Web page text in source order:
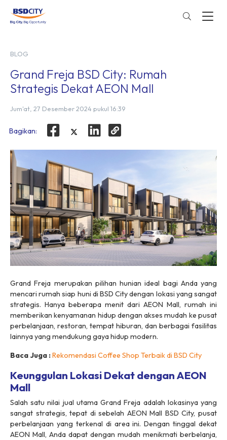
BLOG
Grand Freja BSD City: Rumah
Strategis Dekat AEON Mall
Jum'at, 27 Desember 2024 pukul 16:39
Bagikan:
Grand Freja merupakan pilihan hunian ideal bagi Anda yang
mencari rumah siap huni di BSD City dengan lokasi yang sangat
strategis. Hanya beberapa menit dari AEON Mall, rumah ini
memberikan kenyamanan hidup dengan akses mudah ke pusat
perbelanjaan, restoran, tempat hiburan, dan berbagai fasilitas
lainnya yang mendukung gaya hidup modern.
Baca Juga :Rekomendasi Coffee Shop Terbaik di BSD City
Keunggulan Lokasi Dekat dengan AEON
Mall
Salah satu nilai jual utama Grand Freja adalah lokasinya yang
sangat strategis, tepat di sebelah AEON Mall BSD City, pusat
perbelanjaan yang terkenal di area ini. Dengan tinggal dekat
AEON Mall, Anda dapat dengan mudah menikmati berbelanja,